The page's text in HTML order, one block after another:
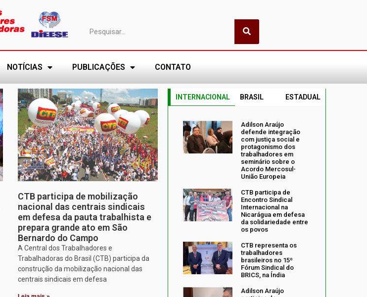
NOTÍCIAS PUBLICAÇÕES CONTATO
CTB participa de mobilização
nacional das centrais sindicais
em defesa da pauta trabalhista e
prepara grande ato em São
Bernardo do Campo
A Central dos Trabalhadores e
Trabalhadoras do Brasil (CTB) participa da
construção da mobilização nacional das
centrais sindicais em defesa
INTERNACIONAL BRASIL ESTADUAL
Adilson Araújo
defende integração
com justiça social e
protagonismo dos
trabalhadores em
seminário sobre o
Acordo Mercosul-
União Europeia
CTB participa de
Encontro Sindical
Internacional na
Nicarágua em defesa
da solidariedade entre
os povos
CTB representa os
trabalhadores
brasileiros no 15º
Fórum Sindical do
BRICS, na Índia
Adilson Araújo